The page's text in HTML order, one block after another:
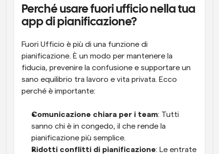
Perché usare fuori ufficio nella tua
app di pianificazione?
Fuori Ufficio è più di una funzione di
pianificazione. È un modo per mantenere la
fiducia, prevenire la confusione e supportare un
sano equilibrio tra lavoro e vita privata. Ecco
perché è importante:
Comunicazione chiara per i team: Tutti
sanno chi è in congedo, il che rende la
pianificazione più semplice.
Ridotti conflitti di pianificazione: Le entrate